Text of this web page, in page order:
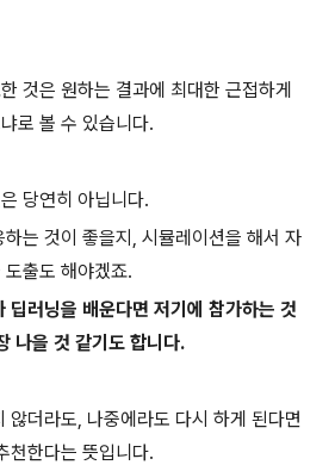
것은 원하는 결과에 최대한 근접하게
로 볼 수 있습니다.
당연히 아닙니다.
는 것이 좋을지, 시뮬레이션을 해서 자
출도 해야겠죠.
딥러닝을 배운다면 저기에 참가하는 것
나을 것 같기도 합니다.
않더라도, 나중에라도 다시 하게 된다면
천한다는 뜻입니다.